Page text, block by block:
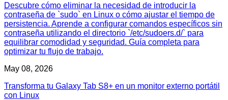
Descubre cómo eliminar la necesidad de introducir la
contraseña de `sudo` en Linux o cómo ajustar el tiempo de
persistencia. Aprende a configurar comandos específicos sin
contraseña utilizando el directorio `/etc/sudoers.d/` para
equilibrar comodidad y seguridad. Guía completa para
optimizar tu flujo de trabajo.
May 08, 2026
Transforma tu Galaxy Tab S8+ en un monitor externo portátil
con Linux